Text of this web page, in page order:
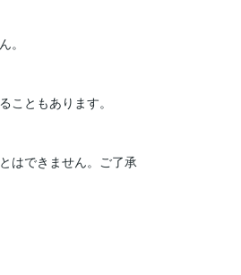
。
こともあります。
はできません。ご了承